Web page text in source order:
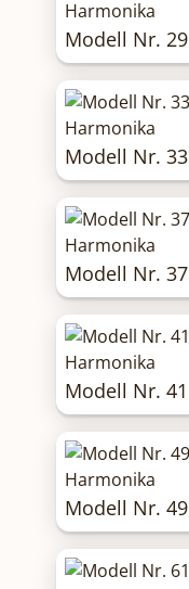
Modell Nr. 29
Modell Nr. 33
Modell Nr. 37
Modell Nr. 41
Modell Nr. 49